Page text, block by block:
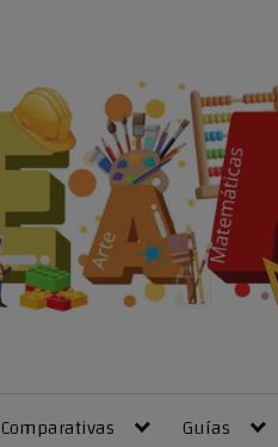
Comparativas Guías